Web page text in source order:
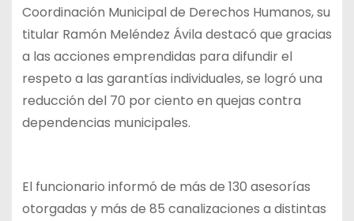
Coordinación Municipal de Derechos Humanos, su
titular Ramón Meléndez Ávila destacó que gracias
a las acciones emprendidas para difundir el
respeto a las garantías individuales, se logró una
reducción del 70 por ciento en quejas contra
dependencias municipales.
El funcionario informó de más de 130 asesorías
otorgadas y más de 85 canalizaciones a distintas